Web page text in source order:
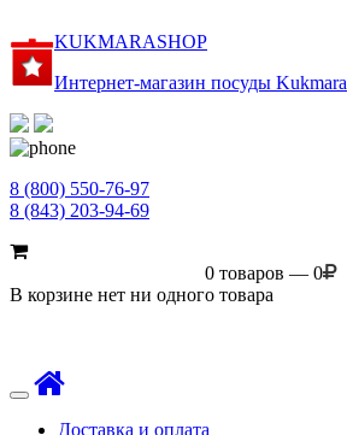
KUKMARASHOP
Интернет-магазин посуды Kukmara
8 (800) 550-76-97
8 (843) 203-94-69
0 товаров — 0
В корзине нет ни одного товара
Toggle
navigationДоставка и оплата